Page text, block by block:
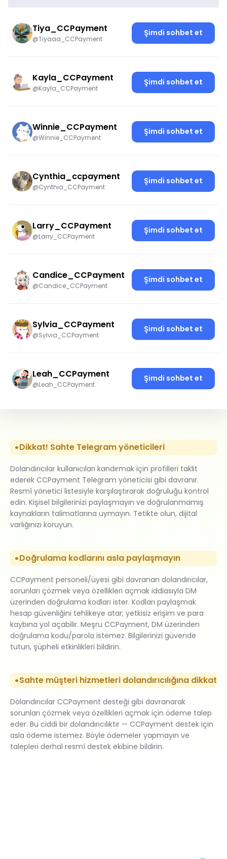
Tiya_CCPayment
@Tiyaaa_CCPayment
Şimdi sohbet et
Kayla_CCPayment
@Kayla_CCPayment
Şimdi sohbet et
Winnie_CCPayment
@Winnie_CCPayment
Şimdi sohbet et
Cynthia_ccpayment
@Cynthia_CCPayment
Şimdi sohbet et
Larry_CCPayment
@Larry_CCPayment
Şimdi sohbet et
Candice_CCPayment
@Candice_CCPayment
Şimdi sohbet et
Sylvia_CCPayment
@Sylvia_CCPayment
Şimdi sohbet et
Leah_CCPayment
@Leah_CCPayment
Şimdi sohbet et
Dikkat! Sahte Telegram yöneticileri
Dolandırıcılar kullanıcıları kandırmak için profilleri taklit
ederek CCPayment Telegram yöneticisi gibi davranır.
Resmî yönetici listesiyle karşılaştırarak doğruluğu kontrol
edin. Kişisel bilgilerinizi paylaşmayın ve doğrulanmamış
kaynakların talimatlarına uymayın. Tetikte olun, dijital
varlığınızı koruyun.
Doğrulama kodlarını asla paylaşmayın
CCPayment personeli/üyesi gibi davranan dolandırıcılar,
sorunları çözmek veya özellikleri açmak iddiasıyla DM
üzerinden doğrulama kodları ister. Kodları paylaşmak
hesap güvenliğini tehlikeye atar; yetkisiz erişim ve para
kaybına yol açabilir. Meşru CCPayment, DM üzerinden
doğrulama kodu/parola istemez. Bilgilerinizi güvende
tutun, şüpheli etkinlikleri bildirin.
Sahte müşteri hizmetleri dolandırıcılığına dikkat
Dolandırıcılar CCPayment desteği gibi davranarak
sorunları çözmek veya özellikleri açmak için ödeme talep
eder. Bu ciddi bir dolandırıcılıktır — CCPayment destek için
asla ödeme istemez. Böyle ödemeler yapmayın ve
talepleri derhal resmî destek ekibine bildirin.